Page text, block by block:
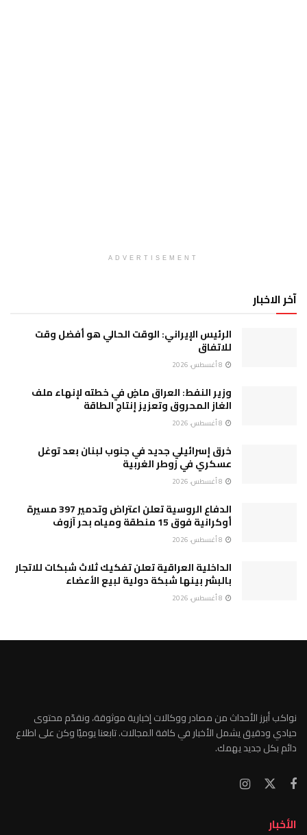
ADVERTISEMENT
آخر الاخبار
الرئيس الإيراني: الوقت الحالي هو أفضل وقت
للاتفاق
وزير النفط: العراق ماضٍ في خطته لإنهاء ملف
الغاز المحروق وتعزيز إنتاج الطاقة
خرق إسرائيلي جديد في جنوب لبنان بعد توغل
عسكري في زوطر الغربية
الدفاع الروسية تعلن اعتراض وتدمير 397 مسيرة
أوكرانية فوق 15 منطقة ومياه بحر آزوف
الداخلية العراقية تعلن تفكيك ثلاث شبكات للاتجار
بالبشر بينها شبكة دولية لبيع الأعضاء
نواكب أبرز الأحداث من مصادر ووكالات إخبارية موثوقة، ونقدّم محتوى
حيادي ودقيق يشمل الأخبار في كافة المجالات. تابعنا يوميًا وكن على اطلاع
دائم بكل جديد يهمك.
الأخبار